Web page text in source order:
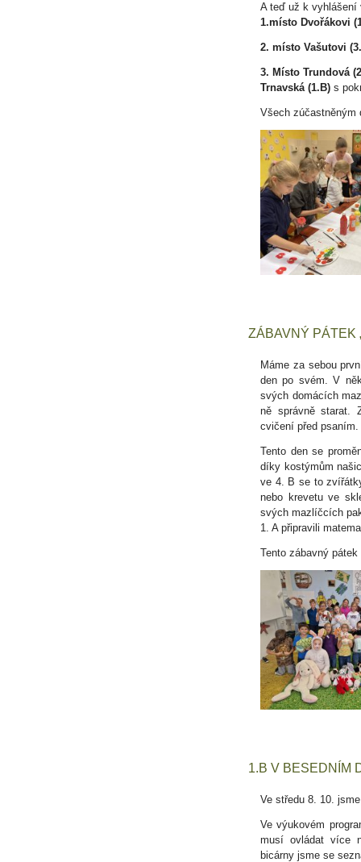
A teď už k vyhlášení
1.místo Dvořákovi
2. místo Vašutovi
3. Místo Trundová
Trnavská (1.B) s
Všech zúčastněným
ZÁBAVNÝ PÁTEK
Máme za sebou
den po svém. V
svých domácích
ně správně starat.
cvičení před
Tento den se
díky kostýmům
ve 4. B se to
nebo krevetu ve
svých mazlíčcích
1. A připravili
Tento zábavný
1.B V BESEDNÍM
Ve středu 8. 10.
Ve výukovém
musí ovládat více
bicárny jsme se